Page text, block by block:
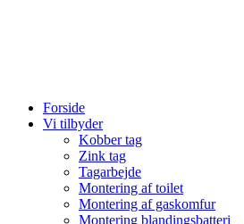
Forside
Vi tilbyder
Kobber tag
Zink tag
Tagarbejde
Montering af toilet
Montering af gaskomfur
Montering blandingsbatteri